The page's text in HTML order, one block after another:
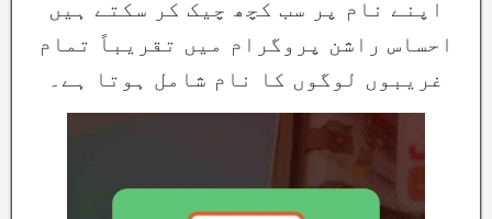
اپنے نام پر سب کچھ چیک کر سکتے ہیں
احساس راشن پروگرام میں تقریباً تمام
غریبوں لوگوں کا نام شامل ہوتا ہے۔